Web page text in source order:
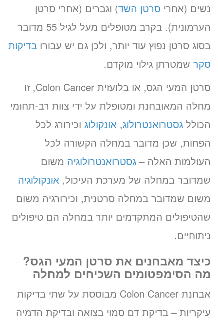
נשים (אחרי סרטן השד) וגברים (אחרי סרטן
הערמונית). בקרב מטופלים מעל לגיל 55 מדובר
בסוג סרטן נפוץ עוד יותר, ולכן גם יש עבורו בדיקות
סקר שמטרתן גילוי מוקדם.
סרטן המעי הגס, או בלועזית Colon Cancer, זו
מחלה המאובחנת ומטופלת על ידי צוות רב-תחומי
הכולל גסטרואנטרולוג, אונקולוג וכירורג לכל
הפחות, שכן מדובר במחלה הקשורה לכל
העולמות האלה – גסטרואנטרולוגיה משום
שמדובר במחלה של מערכת העיכול, אונקולוגיה
משום שמדובר במחלה סרטנית, וכירורגיה משום
שהטיפולים המתקדמים יותר במחלה הם טיפולים
ניתוחיים.
כיצד מאבחנים את סרטן המעי הגס?
מה הסימפטומים השכיחים למחלה
אבחנת Colon Cancer מבוססת על שתי בדיקות
עיקריות – בדיקת דם סמוי בצואה ובדיקת הדמיה